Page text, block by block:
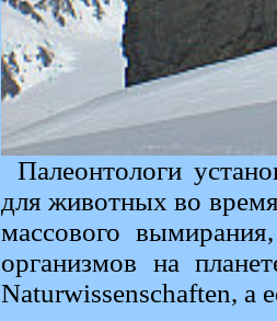
Палеонтологи
для животных во
массового
организмов на
Naturwissenschaften, а